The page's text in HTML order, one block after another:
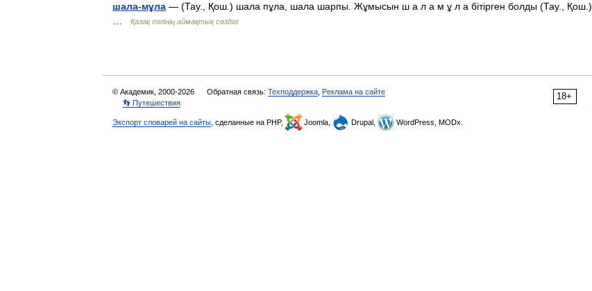
шала-мұла — (Тау., Қош.) шала пұла, шала шарпы. Жұмысын ш а л а м ұ л а бітірген болды (Тау., Қош.)
Қазақ тілінің аймақтық сөздігі
18+
© Академик, 2000-2026 Обратная связь: Техподдержка Реклама на сайте
👣 Путешествия
Экспорт словарей на сайты , сделанные на PHP, Joomla, Drupal, WordPress, MODx.